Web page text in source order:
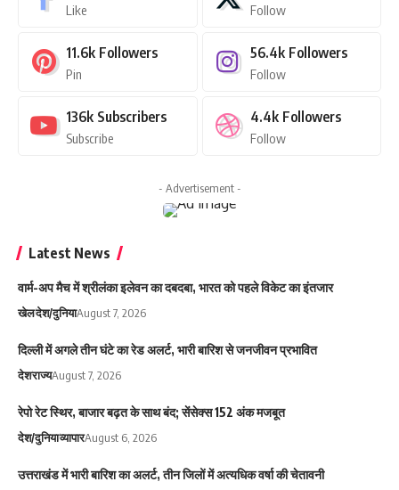
Like Follow
11.6k Followers
Pin
56.4k Followers
Follow
136k Subscribers
Subscribe
4.4k Followers
Follow
- Advertisement -
Latest News
वार्म-अप मैच में श्रीलंका इलेवन का दबदबा, भारत को पहले विकेट का इंतजार
खेलदेश/दुनियाAugust 7, 2026
दिल्ली में अगले तीन घंटे का रेड अलर्ट, भारी बारिश से जनजीवन प्रभावित
देशराज्यAugust 7, 2026
रेपो रेट स्थिर, बाजार बढ़त के साथ बंद; सेंसेक्स 152 अंक मजबूत
देश/दुनियाव्यापारAugust 6, 2026
उत्तराखंड में भारी बारिश का अलर्ट, तीन जिलों में अत्यधिक वर्षा की चेतावनी